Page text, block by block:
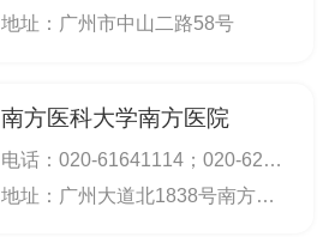
地址：广州市中山二路58号
南方医科大学南方医院
电话： 020-61641114；020-62787929；挂号电话：020-61641888；020-61641114,020-62787929；
地址：广州大道北1838号南方医科大学